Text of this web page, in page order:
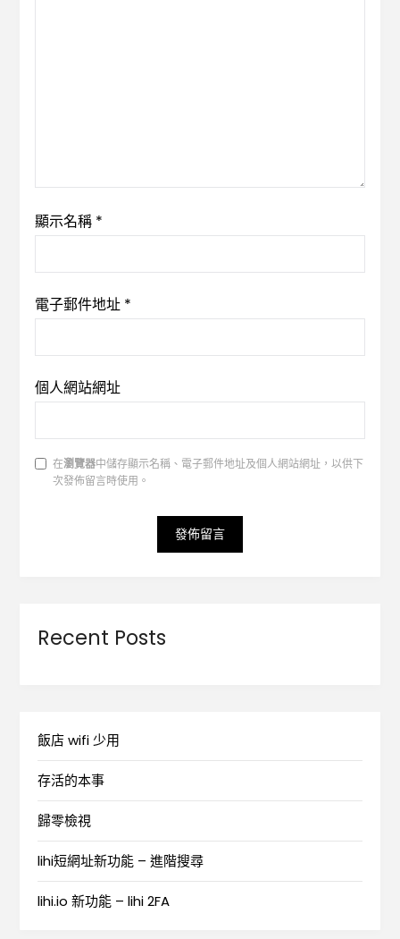
顯示名稱 *
電子郵件地址 *
個人網站網址
在瀏覽器中儲存顯示名稱、電子郵件地址及個人網站網址，以供下
次發佈留言時使用。
Recent Posts
飯店 wifi 少用
存活的本事
歸零檢視
lihi短網址新功能 – 進階搜尋
lihi.io 新功能 – lihi 2FA